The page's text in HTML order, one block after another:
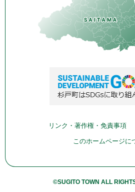
リンク・著作権・免責事項
このホームページに
©SUGITO TOWN ALL